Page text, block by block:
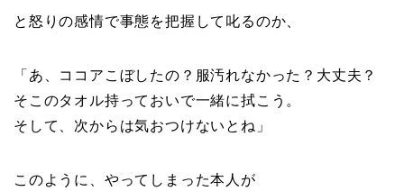
と怒りの感情で事態を把握して叱るのか、
「あ、ココアこぼしたの？服汚れなかった？大丈夫？
そこのタオル持っておいで一緒に拭こう。
そして、次からは気おつけないとね」
このように、やってしまった本人が